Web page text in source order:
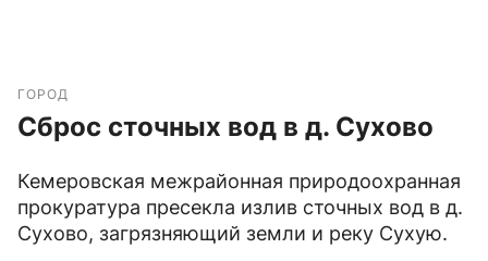
ГОРОД
Сброс сточных вод в д. Сухово
Кемеровская межрайонная природоохранная
прокуратура пресекла излив сточных вод в д.
Сухово, загрязняющий земли и реку Сухую.